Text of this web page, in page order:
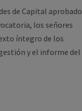
de Capital aprobado
los señores
íntegro de los
y el informe del